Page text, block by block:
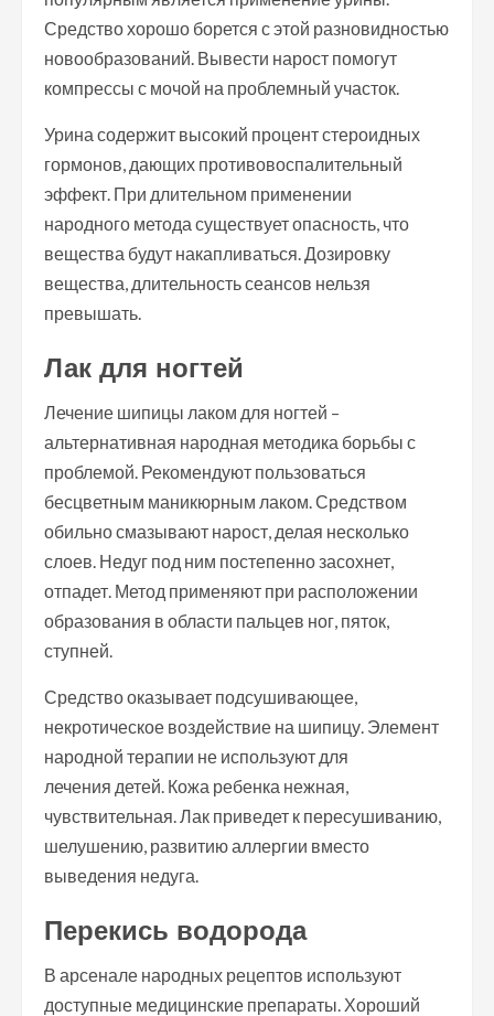
Средство хорошо борется с этой разновидностью
новообразований. Вывести нарост помогут
компрессы с мочой на проблемный участок.
Урина содержит высокий процент стероидных
гормонов, дающих противовоспалительный
эффект. При длительном применении
народного метода существует опасность, что
вещества будут накапливаться. Дозировку
вещества, длительность сеансов нельзя
превышать.
Лак для ногтей
Лечение шипицы лаком для ногтей –
альтернативная народная методика борьбы с
проблемой. Рекомендуют пользоваться
бесцветным маникюрным лаком. Средством
обильно смазывают нарост, делая несколько
слоев. Недуг под ним постепенно засохнет,
отпадет. Метод применяют при расположении
образования в области пальцев ног, пяток,
ступней.
Средство оказывает подсушивающее,
некротическое воздействие на шипицу. Элемент
народной терапии не используют для
лечения детей. Кожа ребенка нежная,
чувствительная. Лак приведет к пересушиванию,
шелушению, развитию аллергии вместо
выведения недуга.
Перекись водорода
В арсенале народных рецептов используют
доступные медицинские препараты. Хороший